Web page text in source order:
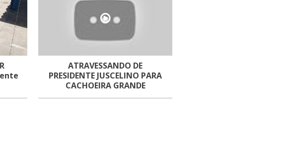
ATRAVESSANDO DE
PRESIDENTE JUSCELINO PARA
CACHOEIRA GRANDE